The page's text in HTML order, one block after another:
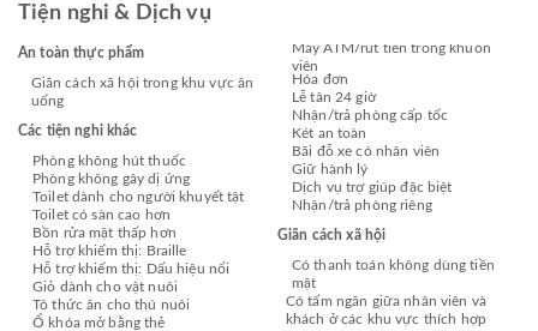
Tiện nghi & Dịch vụ
An toàn thực phẩm
Giãn cách xã hội trong khu vực ăn
uống
Các tiện nghi khác
Phòng không hút thuốc
Phòng không gây dị ứng
Toilet dành cho người khuyết tật
Toilet có sàn cao hơn
Bồn rửa mặt thấp hơn
Hỗ trợ khiếm thị: Braille
Hỗ trợ khiếm thị: Dấu hiệu nổi
Giỏ dành cho vật nuôi
Tô thức ăn cho thú nuôi
Ổ khóa mở bằng thẻ
Máy ATM/rút tiền trong khuôn
viên
Hóa đơn
Lễ tân 24 giờ
Nhận/trả phòng cấp tốc
Két an toàn
Bãi đỗ xe có nhân viên
Giữ hành lý
Dịch vụ trợ giúp đặc biệt
Nhận/trả phòng riêng
Giãn cách xã hội
Có thanh toán không dùng tiền
mặt
Có tấm ngăn giữa nhân viên và
khách ở các khu vực thích hợp